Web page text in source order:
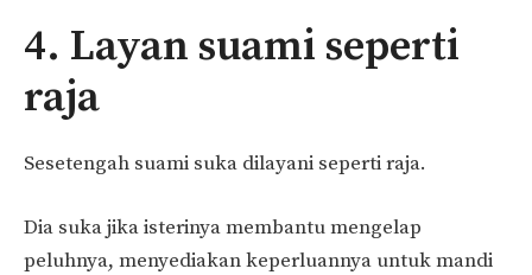
4. Layan suami seperti
raja
Sesetengah suami suka dilayani seperti raja.
Dia suka jika isterinya membantu mengelap
peluhnya, menyediakan keperluannya untuk mandi